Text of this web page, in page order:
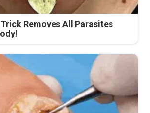
Removes All Parasites